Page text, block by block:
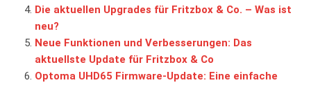
Die aktuellen Upgrades für Fritzbox & Co. – Was ist
neu?
Neue Funktionen und Verbesserungen: Das
aktuellste Update für Fritzbox & Co
Optoma UHD65 Firmware-Update: Eine einfache